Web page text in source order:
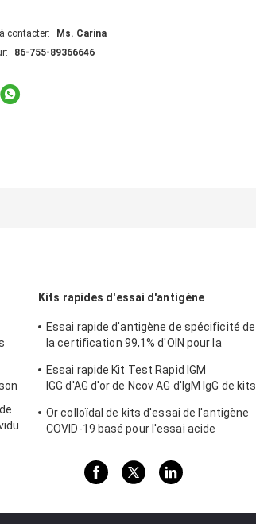
contacter:
Ms. Carina
86-755-89366646
Kits rapides d'essai d'antigène
Essai rapide d'antigène de spécificité de
la certification 99,1% d'OIN pour la
Essai rapide Kit Test Rapid IGM
IGG d'AG d'or de Ncov AG d'IgM IgG de kits
Or colloïdal de kits d'essai de l'antigène
COVID-19 basé pour l'essai acide